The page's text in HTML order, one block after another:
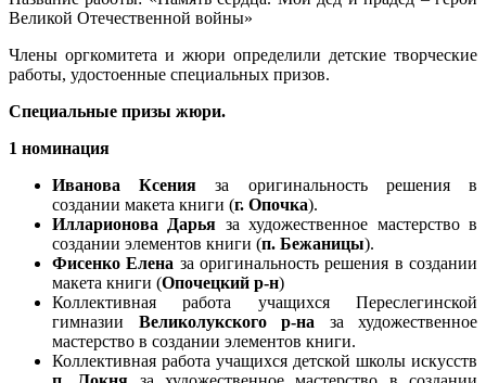
Великой Отечественной войны»
Члены оргкомитета и жюри определили детские творческие
работы, удостоенные специальных призов.
Специальные призы жюри.
1 номинация
Иванова Ксения за оригинальность решения в
создании макета книги (г. Опочка).
Илларионова Дарья за художественное мастерство в
создании элементов книги (п. Бежаницы).
Фисенко Елена за оригинальность решения в создании
макета книги (Опочецкий р-н)
Коллективная работа учащихся Переслегинской
гимназии Великолукского р-на за художественное
мастерство в создании элементов книги.
Коллективная работа учащихся детской школы искусств